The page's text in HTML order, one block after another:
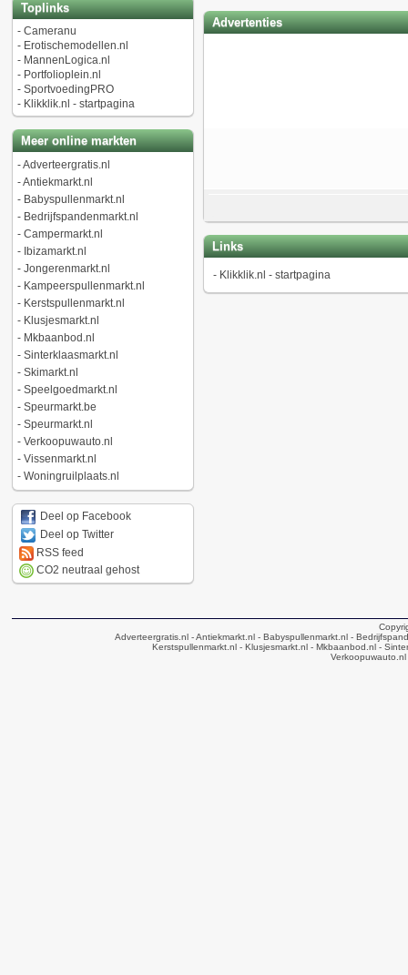
Toplinks
- Cameranu
- Erotischemodellen.nl
- MannenLogica.nl
- Portfolioplein.nl
- SportvoedingPRO
- Klikklik.nl - startpagina
Meer online markten
-Adverteergratis.nl
-Antiekmarkt.nl
- Babyspullenmarkt.nl
- Bedrijfspandenmarkt.nl
- Campermarkt.nl
- Ibizamarkt.nl
- Jongerenmarkt.nl
- Kampeerspullenmarkt.nl
- Kerstspullenmarkt.nl
- Klusjesmarkt.nl
- Mkbaanbod.nl
- Sinterklaasmarkt.nl
- Skimarkt.nl
- Speelgoedmarkt.nl
- Speurmarkt.be
- Speurmarkt.nl
- Verkoopuwauto.nl
- Vissenmarkt.nl
- Woningruilplaats.nl
Deel op Facebook
Deel op Twitter
RSS feed
CO2 neutraal gehost
Advertenties
Links
- Klikklik.nl - startpagina
Adverteergratis.nl - Antiekmarkt.nl - Babyspullenmarkt.nl -
Kerstspullenmarkt.nl- Klusjesmarkt.nl- Mkbaanbod.nl-
Verkoopuwauto.nl